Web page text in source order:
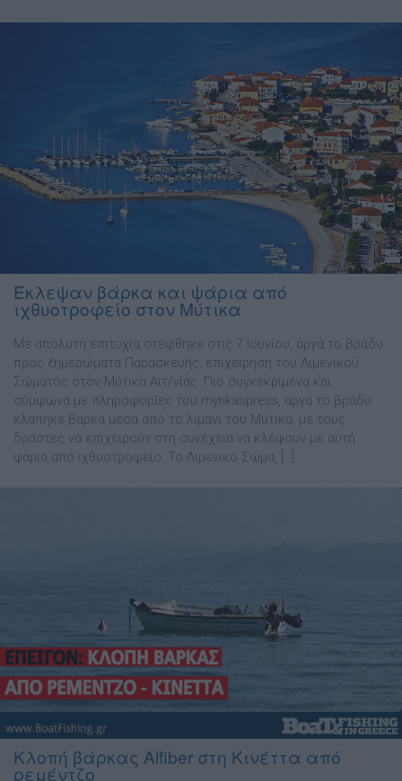
Έκλεψαν βάρκα και ψάρια από
ιχθυοτροφείο στον Μύτικα
Με απόλυτη επιτυχία στέφθηκε στις 7 Ιουνίου, αργά το βράδυ
προς ξημερώματα Παρασκευής, επιχείρηση του Λιμενικού
Σώματος στον Μύτικα Αιτ/νίας. Πιο συγκεκριμένα και
σύμφωνα με πληροφορίες του mytikaspress, αργά το βράδυ
κλάπηκε βάρκα μέσα από το λιμάνι του Μύτικα, με τους
δράστες να επιχειρούν στη συνέχεια να κλέψουν με αυτή
ψάρια από ιχθυοτροφείο. Το Λιμενικό Σώμα, […]
Κλοπή βάρκας Alfiber στη Κινέττα από
ρεμέντζο